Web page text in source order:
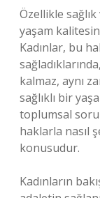
Özellikle
yaşam
Kadınlar, bu
kalmaz, aynı
sağlıklı bir
toplumsal
haklarla nasıl
konusudur.
Kadınların